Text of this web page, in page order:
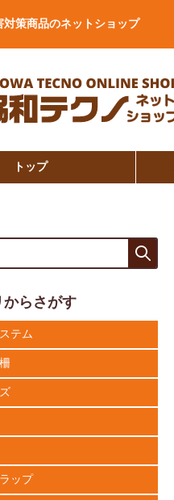
対策商品のネットショップ
トップ
からさがす
テム
ップ